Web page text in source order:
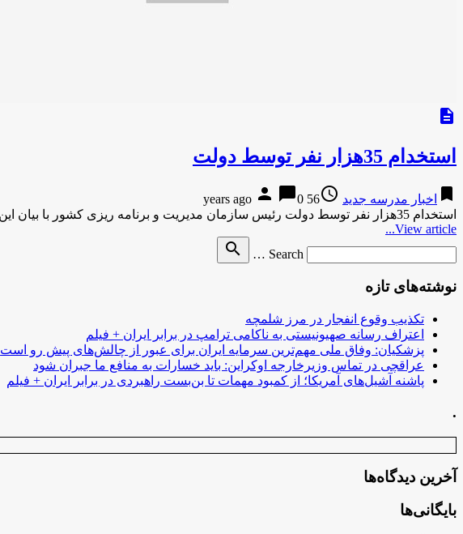
description
استخدام 35هزار نفر توسط دولت
bookmark اخبار مدرسه جدید access_time
56 years ago
person chat_bubble0
استخدام 35هزار نفر توسط دولت رئیس سازمان مدیریت و برنامه ریزی کشور با بیان این که دولت امسال ۳۴ تا …
View article...
Search …
search
نوشته‌های تازه
تکذیب وقوع انفجار در مرز شلمچه
اعتراف رسانه صهیونیستی به ناکامی ترامپ در برابر ایران + فیلم
پزشکیان: وفاق ملی مهم‌ترین سرمایه ایران برای عبور از چالش‌های پیش رو است
عراقچی در تماس وزیرخارجه اوکراین: باید خسارات به منافع ما جبران شود
پاشنه آشیل‌های آمریکا؛ از کمبود مهمات تا بن‌بست راهبردی در برابر ایران + فیلم
.
آخرین دیدگاه‌ها
بایگانی‌ها